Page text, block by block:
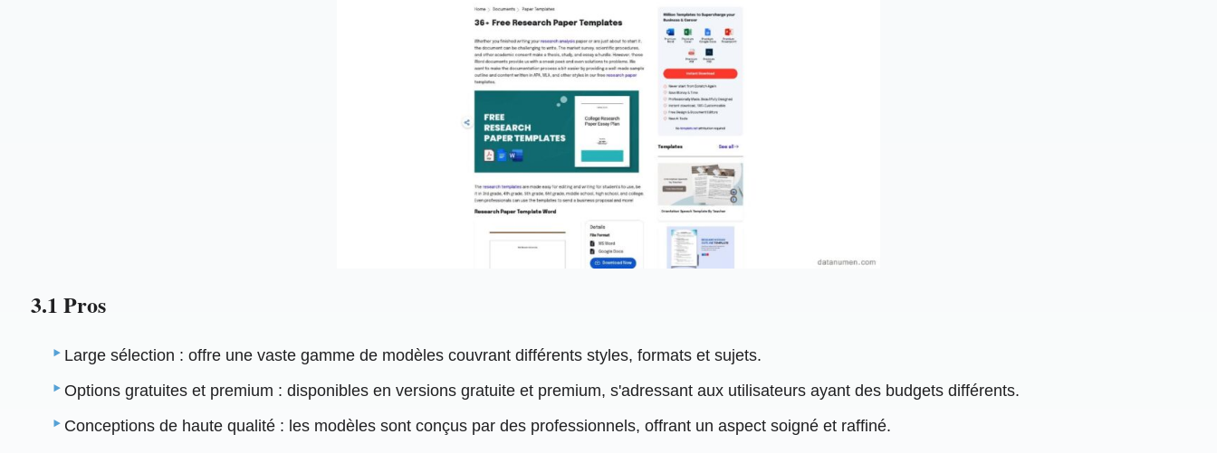
3.1 Pros
Large sélection : offre une vaste gamme de modèles couvrant différents styles, formats et sujets.
Options gratuites et premium : disponibles en versions gratuite et premium, s'adressant aux utilisateurs ayant des budgets différents.
Conceptions de haute qualité : les modèles sont conçus par des professionnels, offrant un aspect soigné et raffiné.